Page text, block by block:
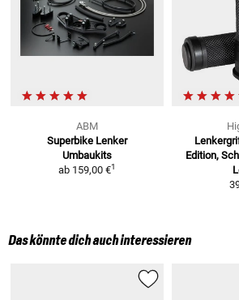
ABM
Superbike Lenker
Umbaukits
ab 159,00 €1
Edition,
Das könnte dich auch interessieren